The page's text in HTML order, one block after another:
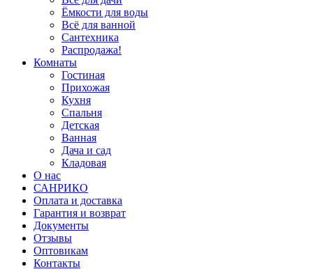
Ёмкости для воды
Всё для ванной
Сантехника
Распродажа!
Комнаты
Гостиная
Прихожая
Кухня
Спальня
Детская
Ванная
Дача и сад
Кладовая
О нас
САНРИКО
Оплата и доставка
Гарантия и возврат
Документы
Отзывы
Оптовикам
Контакты